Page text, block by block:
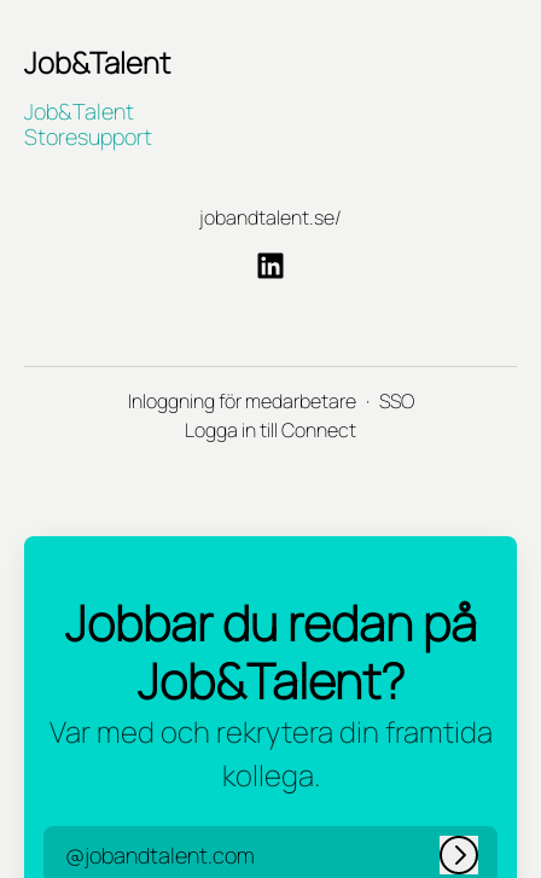
Job&Talent
Job&Talent
Storesupport
jobandtalent.se/
Inloggning för medarbetare · SSO
Logga in till Connect
Jobbar du redan på
Job&Talent?
Var med och rekrytera din framtida
kollega.
@jobandtalent.com Logga in